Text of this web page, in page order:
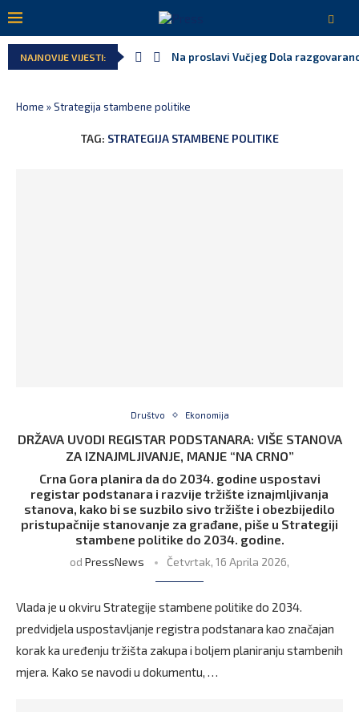
NAJNOVIJE VIJESTI: Na proslavi Vučjeg Dola
Home »Strategija stambene politike
TAG: STRATEGIJA STAMBENE POLITIKE
Društvo Ekonomija
DRŽAVA UVODI REGISTAR PODSTANARA: VIŠE STANOVA
ZA IZNAJMLJIVANJE, MANJE “NA CRNO”
Crna Gora planira da do 2034. godine uspostavi
registar podstanara i razvije tržište iznajmljivanja
stanova, kako bi se suzbilo sivo tržište i obezbijedilo
pristupačnije stanovanje za građane, piše u Strategiji
stambene politike do 2034. godine.
od PressNews Četvrtak, 16 Aprila 2026,
Vlada je u okviru Strategije stambene politike do 2034.
predvidjela uspostavljanje registra podstanara kao značajan
korak ka uređenju tržišta zakupa i boljem planiranju stambenih
mjera. Kako se navodi u dokumentu, …